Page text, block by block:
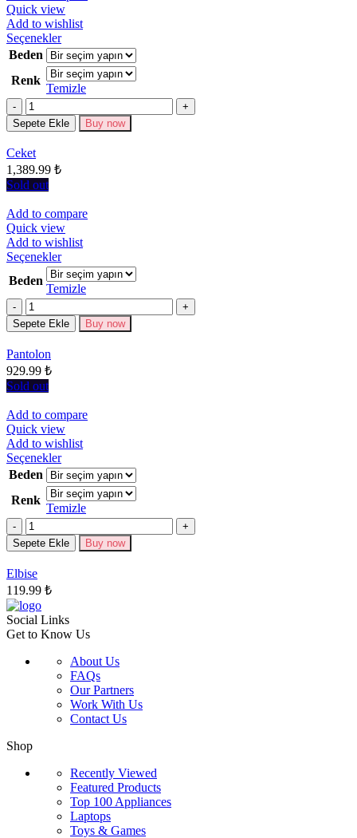
Quick view
Add to wishlist
SeçeneklerBu
ürünün
birden
fazla
varyasyonu
Seçenekler
seçilebilir
Beden
Renk
Temizle
Miktar
Sepete Ekle Buy now
Ceket
1,389.99 ₺
Sold out
Add to compare
Quick view
Add to wishlist
SeçeneklerBu
ürünün
birden
fazla
varyasyonu
var.
Beden
Temizle
Miktar
Sepete Ekle Buy now
Pantolon
929.99 ₺
Sold out
Add to compare
Quick view
Add to wishlist
SeçeneklerBu
ürünün
birden
fazla
varyasyonu
Seçenekler
Beden
Renk
Temizle
Miktar
Sepete Ekle Buy now
Elbise
119.99 ₺
Social Links
Get to Know Us
About Us
FAQs
Our Partners
Work With Us
Contact Us
Shop
Recently Viewed
Featured Products
Top 100 Appliances
Laptops
Toys & Games